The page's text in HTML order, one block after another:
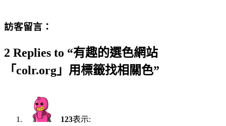
訪客留言：
2 Replies to “有趣的選色網站
「colr.org」用標籤找相關色”
123表示: